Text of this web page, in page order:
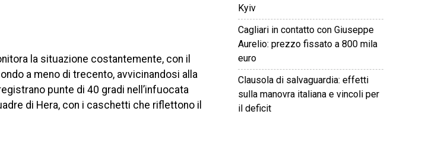
la situazione costantemente, con il
a meno di trecento, avvicinandosi alla
punte di 40 gradi nell’infuocata
di Hera, con i caschetti che riflettono il
Kyiv
Cagliari in contatto con Giuseppe
Aurelio: prezzo fissato a 800 mila
euro
Clausola di salvaguardia: effetti
sulla manovra italiana e vincoli per
il deficit